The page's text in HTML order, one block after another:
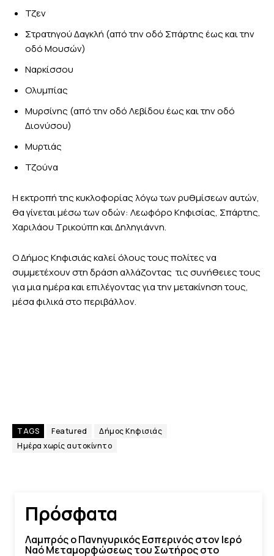
Τζεν
Στρατηγού Δαγκλή (από την οδό Σπάρτης έως και την
οδό Μουσών)
Ναρκίσσου
Ολυμπίας
Μυρσίνης (από την οδό Λεβίδου έως και την οδό
Διονύσου)
Μυρτιάς
Τζούνα
Η εκτροπή της κυκλοφορίας λόγω των ρυθμίσεων αυτών,
θα γίνεται μέσω των οδών: Λεωφόρο Κηφισίας, Σπάρτης,
Χαριλάου Τρικούπη και Δηληγιάννη.
Ο Δήμος Κηφισιάς καλεί όλους τους πολίτες να
συμμετέχουν στη δράση αλλάζοντας τις συνήθειες τους
για μια ημέρα και επιλέγοντας για την μετακίνηση τους,
μέσα φιλικά στο περιβάλλον.
TAGS Featured
Δήμος Κηφισιάς
Ημέρα χωρίς αυτοκίνητο
Πρόσφατα
Λαμπρός ο Πανηγυρικός Εσπερινός στον Ιερό
Ναό Μεταμορφώσεως του Σωτήρος στο